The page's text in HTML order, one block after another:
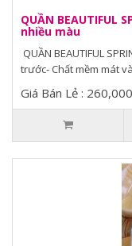
QUẦN BEAUTIFUL
nhiều màu
QUẦN BEAUTIFUL
trước- Chất mềm mát
Giá Bán Lẻ :